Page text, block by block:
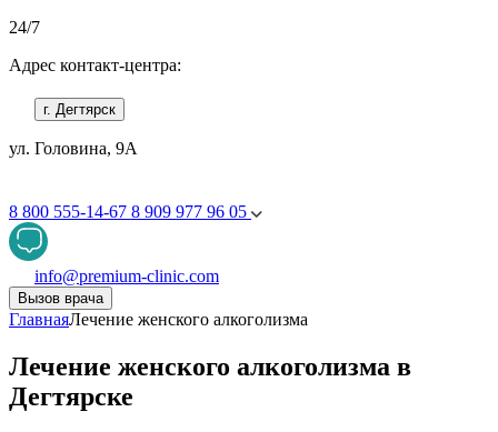
24/7
Адрес контакт-центра:
г. Дегтярск
ул. Головина, 9А
8 800 555-14-67 8 909 977 96 05
info@premium-clinic.com
Вызов врача
ГлавнаяЛечение женского алкоголизма
Лечение женского алкоголизма в
Дегтярске